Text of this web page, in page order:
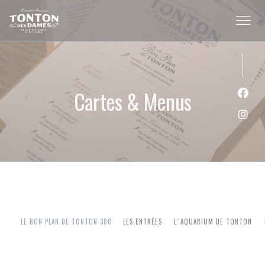
Personnalisation de vos choix en matière de cookies
Cartes & Menus
LE BON PLAN DE TONTON 38€ LES ENTRÉES L' AQUARIUM DE TONTON